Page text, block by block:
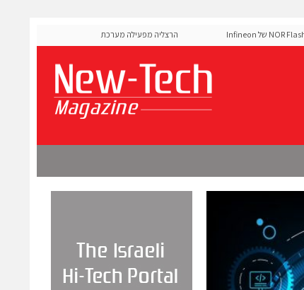
MediaTek אישרה את זיכרון ה-NOR Flash של Infineon
הרצליה מפעילה מערכת AI לניהול אדפטיבי של רמזורים